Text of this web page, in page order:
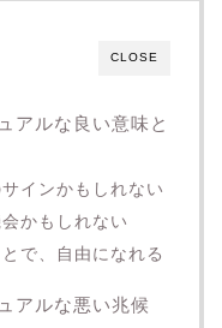
CLOSE
アルな良い意味と
インかもしれない
かもしれない
で、自由になれる
アルな悪い兆候